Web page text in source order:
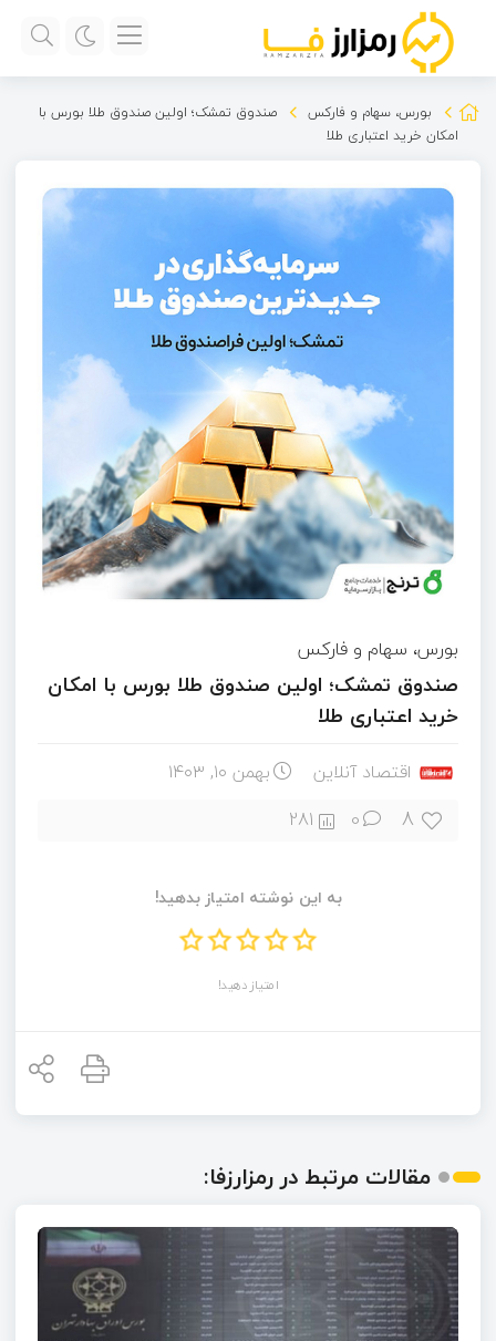
بورس، سهام و فارکس
صندوق تمشک؛ اولین صندوق طلا بورس با
امکان خرید اعتباری طلا
بورس، سهام و فارکس
صندوق تمشک؛ اولین صندوق طلا بورس با امکان
خرید اعتباری طلا
اقتصاد آنلاین بهمن ۱۰, ۱۴۰۳
8
0
281
به این نوشته امتیاز بدهید!
امتیاز دهید!
مقالات مرتبط در رمزارزفا: